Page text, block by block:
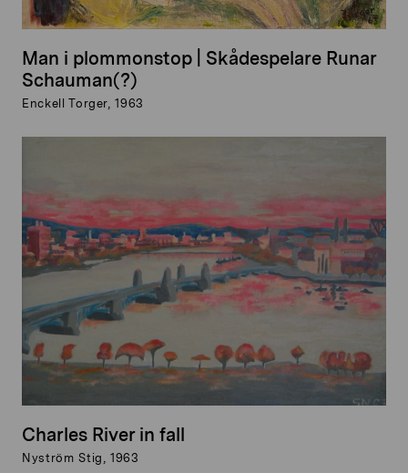
Man i plommonstop | Skådespelare Runar
Schauman(?)
Enckell Torger, 1963
Charles River in fall
Nyström Stig, 1963